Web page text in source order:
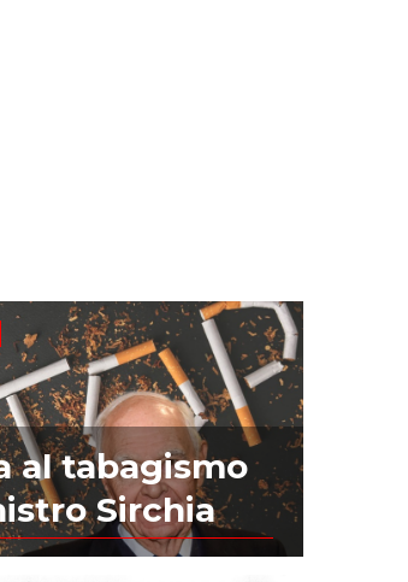
al tabagismo
Sirchia